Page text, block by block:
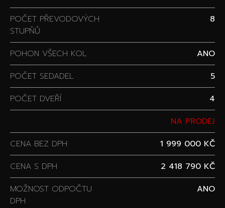
POČET PŘEVODOVÝCH
STUPŇŮ
8
POHON VŠECH KOL
ANO
POČET SEDADEL
5
POČET DVEŘÍ
4
NA PRODEJ
CENA BEZ DPH
1 999 000 KČ
CENA S DPH
2 418 790 KČ
MOŽNOST ODPOČTU
DPH
ANO